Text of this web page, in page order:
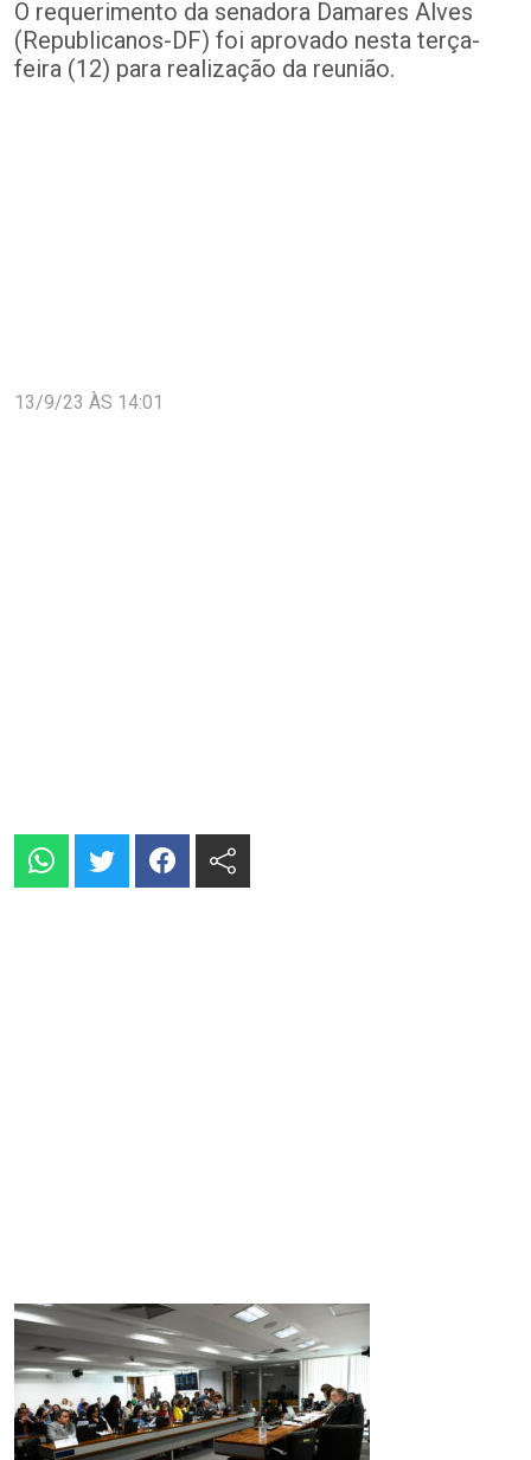
O requerimento da senadora Damares Alves
(Republicanos-DF) foi aprovado nesta terça-
feira (12) para realização da reunião.
13/9/23 ÀS 14:01